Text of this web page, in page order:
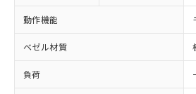
動作機能
ベゼル材質
負荷